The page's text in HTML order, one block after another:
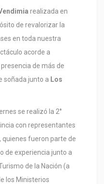
realizada en
de revalorizar la
en toda nuestra
acorde a
de más de
soñada junto a Los
se realizó la 2°
con representantes
quienes fueron parte de
de experiencia junto a
de la Nación (a
los Ministerios